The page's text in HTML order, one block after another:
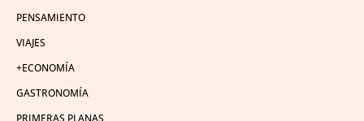
PENSAMIENTO
VIAJES
+ECONOMÍA
GASTRONOMÍA
PRIMERAS PLANAS